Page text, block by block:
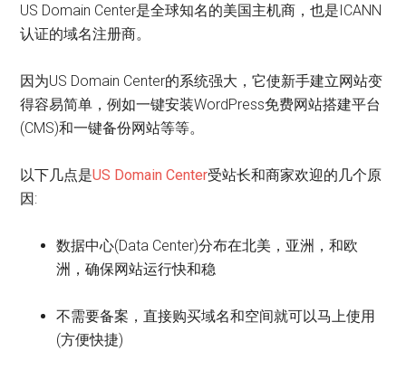
US Domain Center是全球知名的美国主机商，也是ICANN
认证的域名注册商。
因为US Domain Center的系统强大，它使新手建立网站变
得容易简单，例如一键安装WordPress免费网站搭建平台
(CMS)和一键备份网站等等。
以下几点是US Domain Center受站长和商家欢迎的几个原
因:
数据中心(Data Center)分布在北美，亚洲，和欧
洲，确保网站运行快和稳
不需要备案，直接购买域名和空间就可以马上使用
(方便快捷)